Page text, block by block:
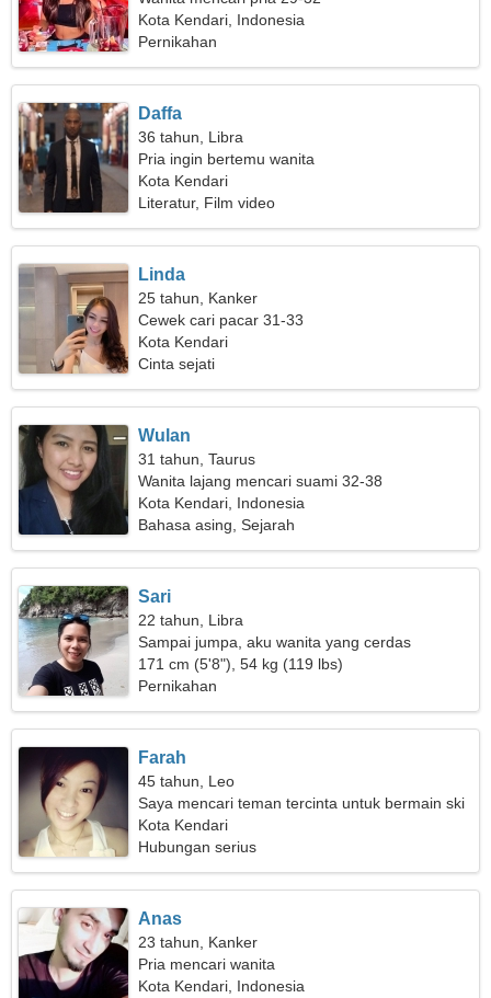
Kota Kendari, Indonesia
Pernikahan
Daffa
36 tahun, Libra
Pria ingin bertemu wanita
Kota Kendari
Literatur, Film video
Linda
25 tahun, Kanker
Cewek cari pacar 31-33
Kota Kendari
Cinta sejati
Wulan
31 tahun, Taurus
Wanita lajang mencari suami 32-38
Kota Kendari, Indonesia
Bahasa asing, Sejarah
Sari
22 tahun, Libra
Sampai jumpa, aku wanita yang cerdas
171 cm (5'8"), 54 kg (119 lbs)
Pernikahan
Farah
45 tahun, Leo
Saya mencari teman tercinta untuk bermain ski
bersama
Kota Kendari
Hubungan serius
Anas
23 tahun, Kanker
Pria mencari wanita
Kota Kendari, Indonesia